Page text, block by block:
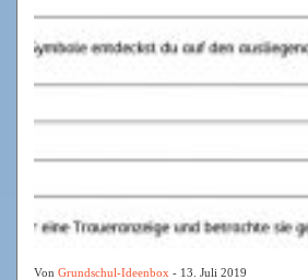
Von Grundschul-Ideenbox - 13. Juli 2019